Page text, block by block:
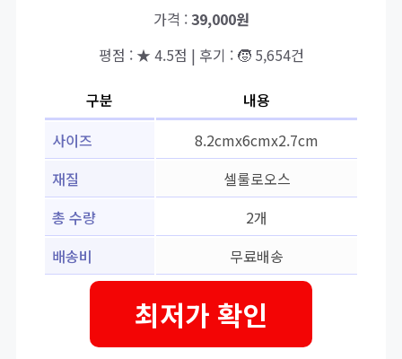
가격 :39,000원
평점 : ★ 4.5점 | 후기 : 🧒 5,654건
구분
내용
사이즈
8.2cmx6cmx2.7cm
재질
셀룰로오스
총 수량
2개
배송비
무료배송
최저가 확인